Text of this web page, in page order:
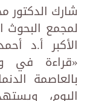
شارك الدكتور
لمجمع البحوث
الأكبر أ.د
«قراءة في
بالعاصمة
اليوم،